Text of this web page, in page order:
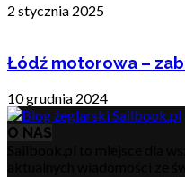
2 stycznia 2025
Łódź motorowa –
10 grudnia 2024
O NAS